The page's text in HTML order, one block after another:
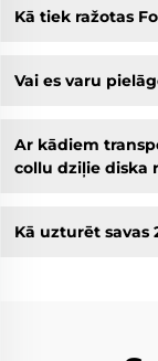
Kā tiek ražotas
Vai es varu
Ar kādiem
collu dziļie diska
Kā uzturēt savas